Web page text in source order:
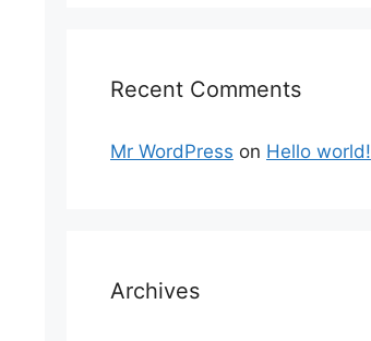
Recent Comments
Mr WordPress on Hello world!
Archives